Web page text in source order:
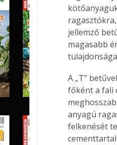
jellemző
magasabb
A „T”
főként a fali
anyagú
felkenését